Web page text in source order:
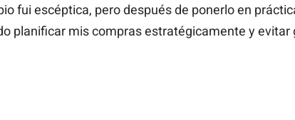
fui escéptica, pero después de ponerlo en
planificar mis compras estratégicamente y evitar